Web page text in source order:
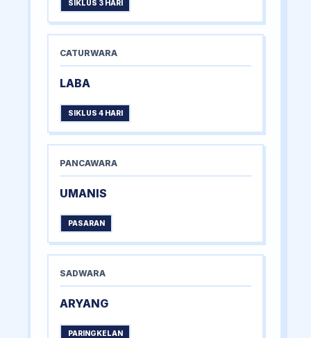
SIKLUS 3 HARI
CATURWARA
LABA
SIKLUS 4 HARI
PANCAWARA
UMANIS
PASARAN
SADWARA
ARYANG
PARINGKELAN